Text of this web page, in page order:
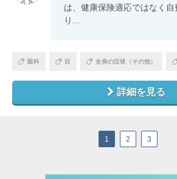
は、健康保険適応ではなく
り...
眼科 目 全身の症状（その他）
詳細を見る
1 2 3